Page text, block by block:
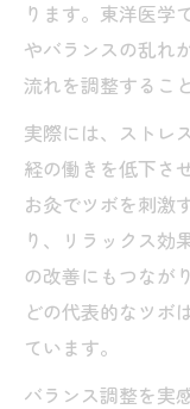
ります。東洋医学
やバランスの乱れ
流れを調整するこ
実際には、ストレ
経の働きを低下さ
お灸でツボを刺激
り、リラックス効
の改善にもつなが
どの代表的なツボ
ています。
バランス調整を実